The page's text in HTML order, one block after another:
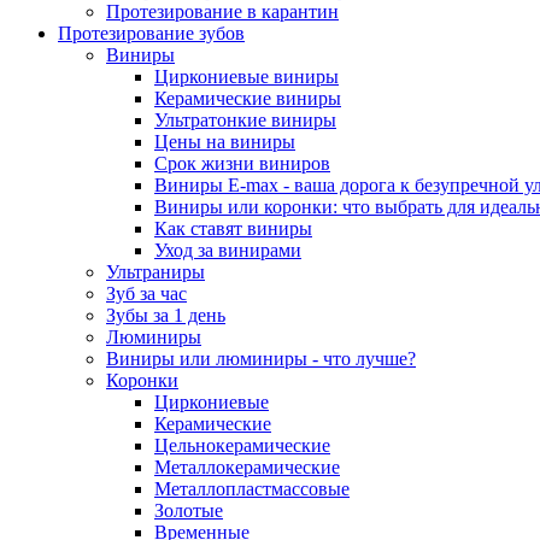
Протезирование в карантин
Протезирование зубов
Виниры
Циркониевые виниры
Керамические виниры
Ультратонкие виниры
Цены на виниры
Срок жизни виниров
Виниры E-max - ваша дорога к безупречной
Виниры или коронки: что выбрать для
Как ставят виниры
Уход за винирами
Ультраниры
Зуб за час
Зубы за 1 день
Люминиры
Виниры или люминиры - что лучше?
Коронки
Циркониевые
Керамические
Цельнокерамические
Металлокерамические
Металлопластмассовые
Золотые
Временные